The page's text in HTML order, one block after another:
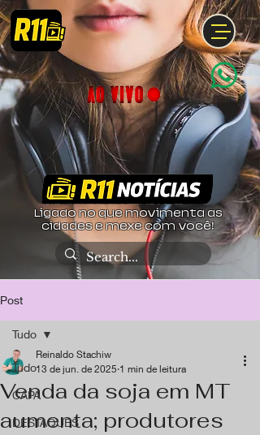
Ligado no que movimenta as
cidades e mexe com você!
Post
Tudo
CAPA
DESTAQUES
Tudo
Venda da soja em MT
aumenta; produtores
Reinaldo Stachiw
13 de jun. de 2025 1 min de leitura